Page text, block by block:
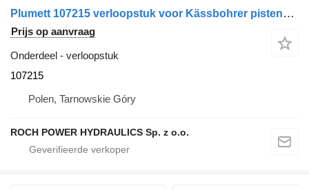
Plumett 107215 verloopstuk voor Kässbohrer pistenbully
Prijs op aanvraag
Onderdeel - verloopstuk
107215
Polen, Tarnowskie Góry
ROCH POWER HYDRAULICS Sp. z o.o.